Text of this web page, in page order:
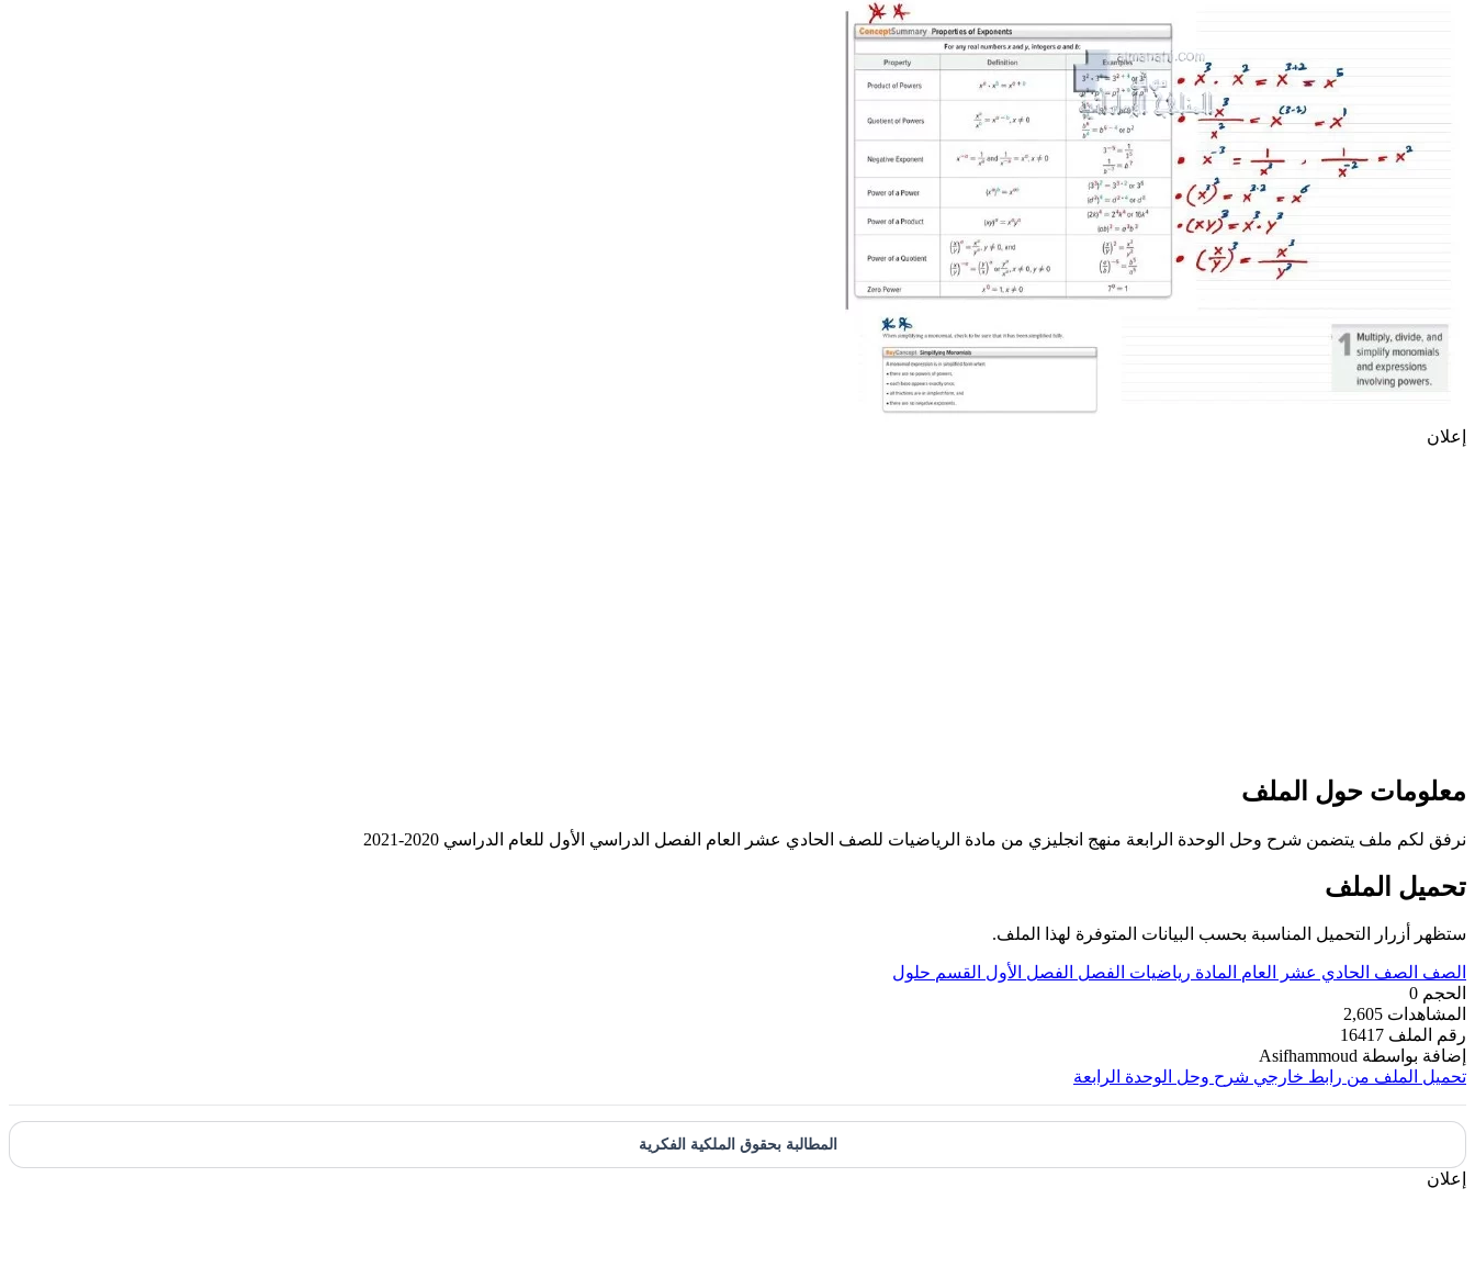
إعلان
معلومات حول الملف
نرفق لكم ملف يتضمن شرح وحل الوحدة الرابعة منهج انجليزي من مادة الرياضيات للصف الحادي عشر العام الفصل الدراسي الأول للعام الدراسي 2020-2021
تحميل الملف
ستظهر أزرار التحميل المناسبة بحسب البيانات المتوفرة لهذا الملف.
الصف الصف الحادي عشر العام المادة رياضيات الفصل الفصل الأول القسم حلول
الحجم 0
المشاهدات 2,605
رقم الملف 16417
إضافة بواسطة Asifhammoud
تحميل الملف من رابط خارجي شرح وحل الوحدة الرابعة
المطالبة بحقوق الملكية الفكرية
إعلان